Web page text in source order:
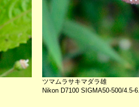
ツマムラサキマダラ雄
Nikon D7100 SIGMA50-500/4.5-